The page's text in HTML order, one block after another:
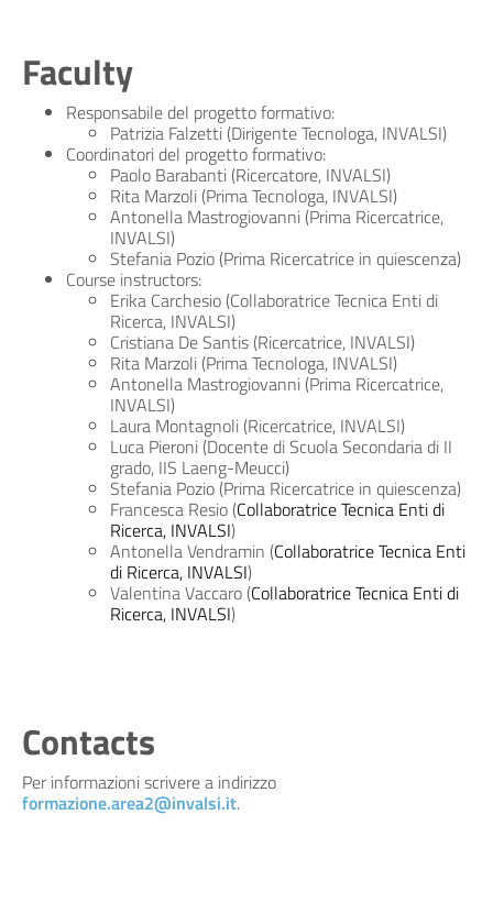
Faculty
Responsabile del progetto formativo:
Patrizia Falzetti (Dirigente Tecnologa, INVALSI)
Coordinatori del progetto formativo:
Paolo Barabanti (Ricercatore, INVALSI)
Rita Marzoli (Prima Tecnologa, INVALSI)
Antonella Mastrogiovanni (Prima Ricercatrice,
INVALSI)
Stefania Pozio (Prima Ricercatrice in quiescenza)
Course instructors:
Erika Carchesio (Collaboratrice Tecnica Enti di
Ricerca, INVALSI)
Cristiana De Santis (Ricercatrice, INVALSI)
Rita Marzoli (Prima Tecnologa, INVALSI)
Antonella Mastrogiovanni (Prima Ricercatrice,
INVALSI)
Laura Montagnoli (Ricercatrice, INVALSI)
Luca Pieroni (Docente di Scuola Secondaria di II
grado, IIS Laeng-Meucci)
Stefania Pozio (Prima Ricercatrice in quiescenza)
Francesca Resio (Collaboratrice Tecnica Enti di
Ricerca, INVALSI)
Antonella Vendramin (Collaboratrice Tecnica Enti
di Ricerca, INVALSI)
Valentina Vaccaro (Collaboratrice Tecnica Enti di
Ricerca, INVALSI)
Contacts
Per informazioni scrivere a indirizzo
formazione.area2@invalsi.it.